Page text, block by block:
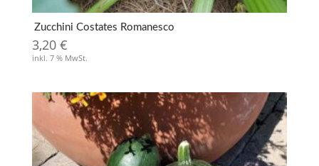
Zucchini Costates Romanesco
3,20 €
inkl. 7 % MwSt.